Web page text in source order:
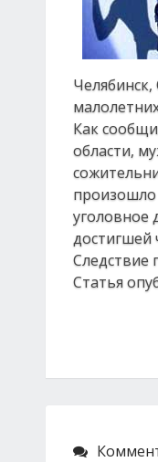
Как
области,
произошло
уголовное
достигшей
Следствие
Статья